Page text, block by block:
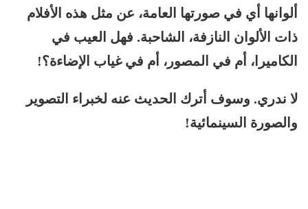
ألوانها أي في صورتها العامة، عن مثل هذه الأفلام
ذات الألوان النازفة، الشاحبة. فهل العيب في
الكاميرا، أم في المصور، أم في غياب الإضاءة؟!
لا ندري. وسوف أترك الحديث عنه لخبراء التصوير
والصورة السينمائية!